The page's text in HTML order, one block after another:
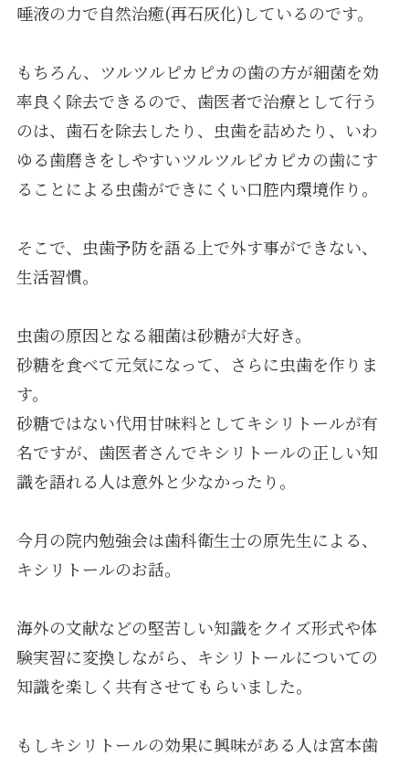
唾液の力で自然治癒(再石灰化)しているのです。
もちろん、ツルツルピカピカの歯の方が細菌を効
率良く除去できるので、歯医者で治療として行う
のは、歯石を除去したり、虫歯を詰めたり、いわ
ゆる歯磨きをしやすいツルツルピカピカの歯にす
ることによる虫歯ができにくい口腔内環境作り。
そこで、虫歯予防を語る上で外す事ができない、
生活習慣。
虫歯の原因となる細菌は砂糖が大好き。
砂糖を食べて元気になって、さらに虫歯を作りま
す。
砂糖ではない代用甘味料としてキシリトールが有
名ですが、歯医者さんでキシリトールの正しい知
識を語れる人は意外と少なかったり。
今月の院内勉強会は歯科衛生士の原先生による、
キシリトールのお話。
海外の文献などの堅苦しい知識をクイズ形式や体
験実習に変換しながら、キシリトールについての
知識を楽しく共有させてもらいました。
もしキシリトールの効果に興味がある人は宮本歯